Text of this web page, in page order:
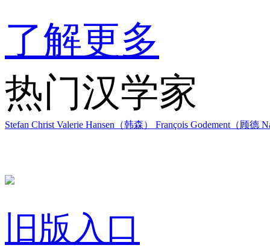
了解更多
热门汉学家
Stefan Christ Valerie Hansen（韩森） François Godement（顾德
旧版入口